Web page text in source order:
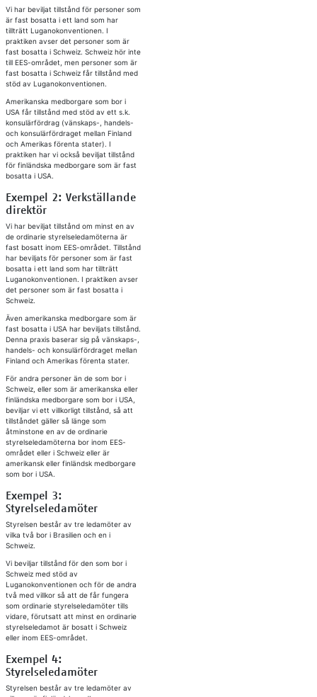
Vi har beviljat tillstånd för personer som
är fast bosatta i ett land som har
tillträtt Luganokonventionen. I
praktiken avser det personer som är
fast bosatta i Schweiz. Schweiz hör inte
till EES-området, men personer som är
fast bosatta i Schweiz får tillstånd med
stöd av Luganokonventionen.
Amerikanska medborgare som bor i
USA får tillstånd med stöd av ett s.k.
konsulärfördrag (vänskaps-, handels-
och konsulärfördraget mellan Finland
och Amerikas förenta stater). I
praktiken har vi också beviljat tillstånd
för finländska medborgare som är fast
bosatta i USA.
Exempel 2: Verkställande
direktör
Vi har beviljat tillstånd om minst en av
de ordinarie styrelseledamöterna är
fast bosatt inom EES-området. Tillstånd
har beviljats för personer som är fast
bosatta i ett land som har tillträtt
Luganokonventionen. I praktiken avser
det personer som är fast bosatta i
Schweiz.
Även amerikanska medborgare som är
fast bosatta i USA har beviljats tillstånd.
Denna praxis baserar sig på vänskaps-,
handels- och konsulärfördraget mellan
Finland och Amerikas förenta stater.
För andra personer än de som bor i
Schweiz, eller som är amerikanska eller
finländska medborgare som bor i USA,
beviljar vi ett villkorligt tillstånd, så att
tillståndet gäller så länge som
åtminstone en av de ordinarie
styrelseledamöterna bor inom EES-
området eller i Schweiz eller är
amerikansk eller finländsk medborgare
som bor i USA.
Exempel 3:
Styrelseledamöter
Styrelsen består av tre ledamöter av
vilka två bor i Brasilien och en i
Schweiz.
Vi beviljar tillstånd för den som bor i
Schweiz med stöd av
Luganokonventionen och för de andra
två med villkor så att de får fungera
som ordinarie styrelseledamöter tills
vidare, förutsatt att minst en ordinarie
styrelseledamot är bosatt i Schweiz
eller inom EES-området.
Exempel 4:
Styrelseledamöter
Styrelsen består av tre ledamöter av